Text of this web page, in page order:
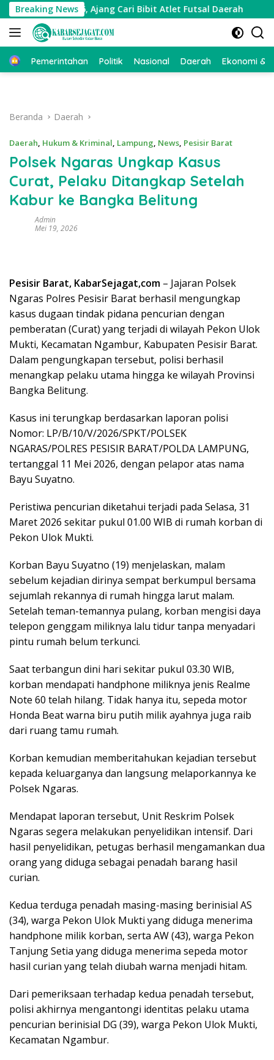
Langsung
ke
konten
Breaking News
Cup 2026, Ajang Cari Bibit Atlet Futsal Daerah
Beranda
Pemerintahan Politik Nasional Daerah Ekonomi &
Beranda Daerah
Daerah, Hukum & Kriminal, Lampung, News, Pesisir Barat
Polsek Ngaras Ungkap Kasus
Curat, Pelaku Ditangkap Setelah
Kabur ke Bangka Belitung
Admin
Mei 19, 2026
Pesisir Barat, KabarSejagat,com – Jajaran Polsek
Ngaras Polres Pesisir Barat berhasil mengungkap
kasus dugaan tindak pidana pencurian dengan
pemberatan (Curat) yang terjadi di wilayah Pekon Ulok
Mukti, Kecamatan Ngambur, Kabupaten Pesisir Barat.
Dalam pengungkapan tersebut, polisi berhasil
menangkap pelaku utama hingga ke wilayah Provinsi
Bangka Belitung.
Kasus ini terungkap berdasarkan laporan polisi
Nomor: LP/B/10/V/2026/SPKT/POLSEK
NGARAS/POLRES PESISIR BARAT/POLDA LAMPUNG,
tertanggal 11 Mei 2026, dengan pelapor atas nama
Bayu Suyatno.
Peristiwa pencurian diketahui terjadi pada Selasa, 31
Maret 2026 sekitar pukul 01.00 WIB di rumah korban di
Pekon Ulok Mukti.
Korban Bayu Suyatno (19) menjelaskan, malam
sebelum kejadian dirinya sempat berkumpul bersama
sejumlah rekannya di rumah hingga larut malam.
Setelah teman-temannya pulang, korban mengisi daya
telepon genggam miliknya lalu tidur tanpa menyadari
pintu rumah belum terkunci.
Saat terbangun dini hari sekitar pukul 03.30 WIB,
korban mendapati handphone miliknya jenis Realme
Note 60 telah hilang. Tidak hanya itu, sepeda motor
Honda Beat warna biru putih milik ayahnya juga raib
dari ruang tamu rumah.
Korban kemudian memberitahukan kejadian tersebut
kepada keluarganya dan langsung melaporkannya ke
Polsek Ngaras.
Mendapat laporan tersebut, Unit Reskrim Polsek
Ngaras segera melakukan penyelidikan intensif. Dari
hasil penyelidikan, petugas berhasil mengamankan dua
orang yang diduga sebagai penadah barang hasil
curian.
Kedua terduga penadah masing-masing berinisial AS
(34), warga Pekon Ulok Mukti yang diduga menerima
handphone milik korban, serta AW (43), warga Pekon
Tanjung Setia yang diduga menerima sepeda motor
hasil curian yang telah diubah warna menjadi hitam.
Dari pemeriksaan terhadap kedua penadah tersebut,
polisi akhirnya mengantongi identitas pelaku utama
pencurian berinisial DG (39), warga Pekon Ulok Mukti,
Kecamatan Ngambur.